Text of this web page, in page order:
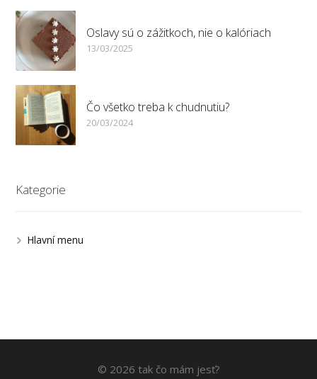
Oslavy sú o zážitkoch, nie o kalóriach
13/03/2025
Čo všetko treba k chudnutiu?
20/03/2024
Kategorie
Hlavní menu
© 2026 tak čo mám jesť?